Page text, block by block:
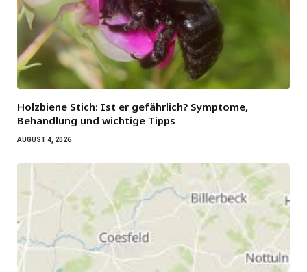
Holzbiene Stich: Ist er gefährlich? Symptome,
Behandlung und wichtige Tipps
AUGUST 4, 2026